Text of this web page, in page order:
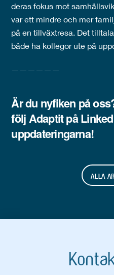
deras fokus mot
var ett mindre och mer
på en tillväxtresa. Det
både ha kollegor ute på
——————
Är du nyfiken på
följAdaptitpå
uppdateringarna!
ALLA